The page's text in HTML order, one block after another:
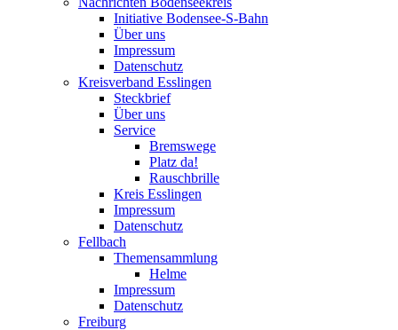
Initiative Bodensee-S-Bahn
Über uns
Impressum
Datenschutz
Kreisverband Esslingen
Steckbrief
Über uns
Service
Bremswege
Platz da!
Rauschbrille
Kreis Esslingen
Impressum
Datenschutz
Fellbach
Themensammlung
Helme
Impressum
Datenschutz
Freiburg